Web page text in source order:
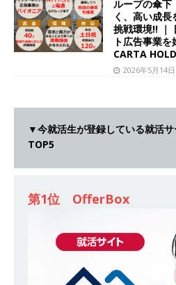
｜ エスリード
[ 2026年5月14
業界研究・企業
120日以上 ｜ ジ
ンカンパニー 】
を持つグローバ
土日祝完全休み
上場 ｜ 新電元
ループの傘下
く、高い成
挑戦環境!! ｜
ト広告事業
CARTA
2026年5月14日
▼今就活生が登録している就活サ
TOP5 （広
第1位 OfferBox